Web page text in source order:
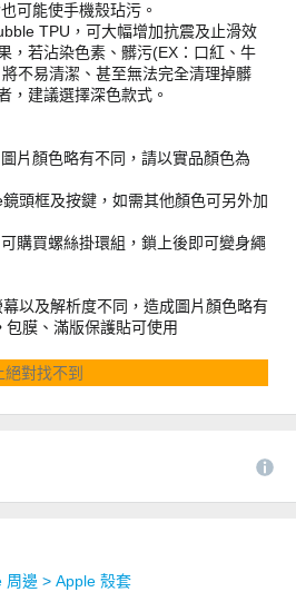
可能使手機殼玷污。
TPU，可大幅增加抗震及止滑效
，若沾染色素、髒污(EX：口紅、牛
不易清潔、甚至無法完全清理掉髒
，建議選擇深色款式。
片顏色略有不同，請以實品顏色為
頭框及按鍵，如需其他顏色可另外加
購買螺絲掛環組，鎖上後即可變身繩
以及解析度不同，造成圖片顏色略有
包膜、滿版保護貼可使用
對找不到
周邊 > Apple 殼套